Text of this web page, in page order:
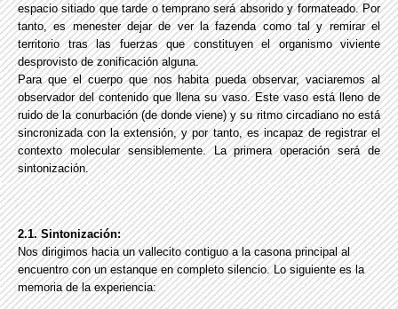
espacio sitiado que tarde o temprano será absorido y formateado. Por
tanto, es menester dejar de ver la fazenda como tal y remirar el
territorio tras las fuerzas que constituyen el organismo viviente
desprovisto de zonificación alguna.
Para que el cuerpo que nos habita pueda observar, vaciaremos al
observador del contenido que llena su vaso. Este vaso está lleno de
ruido de la conurbación (de donde viene) y su ritmo circadiano no está
sincronizada con la extensión, y por tanto, es incapaz de registrar el
contexto molecular sensiblemente. La primera operación será de
sintonización.
2.1. Sintonización:
Nos dirigimos hacia un vallecito contiguo a la casona principal al
encuentro con un estanque en completo silencio. Lo siguiente es la
memoria de la experiencia: